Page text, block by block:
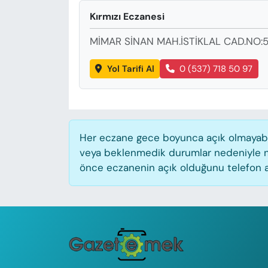
Kırmızı Eczanesi
MİMAR SİNAN MAH.İSTİKLAL
Yol Tarifi Al 0 (537) 718 50 97
Her eczane gece boyunca açık
veya beklenmedik durumlar nedeniyle
önce eczanenin açık olduğunu telefon
ÖZEL HABER
YAZAR KÖŞESİ
VAN VE DİYARBAKIR HABERLERİ